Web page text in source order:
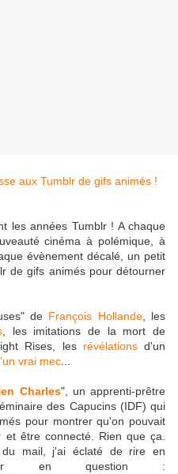
les années Tumblr ! A chaque
cinéma à polémique, à
évènement décalé, un petit
de gifs animés pour détourner
de François Hollande, les
, les imitations de la mort de
Rises, les révélationsd'un
vrai mec
Charles", un apprenti-prêtre
des Capucins (IDF) qui
pour montrer qu'on pouvait
être connecté. Rien que ça.
mail, j'ai éclaté de rire en
en question :